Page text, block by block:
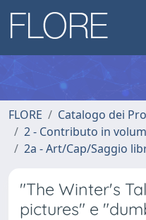
FLORE
Catalogo dei
2 - Contributo in
2a - Art/Cap/Saggio
"The Winter's
pictures" e